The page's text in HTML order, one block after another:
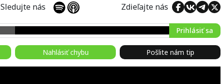
Sledujte nás Zdieľajte nás
Prihlásiť sa
Nahlásiť chybu Pošlite nám tip